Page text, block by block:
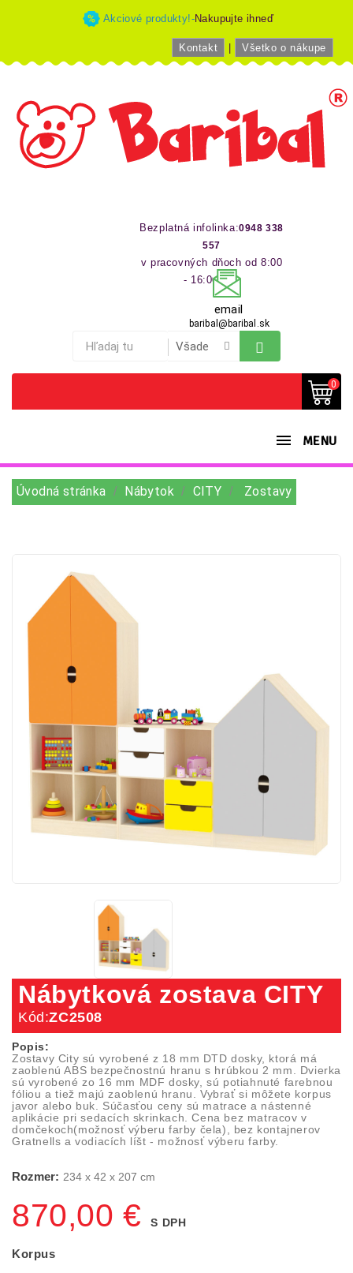
Akciové produkty!-Nakupujte ihneď
Kontakt Všetko o nákupe
Bezplatná infolinka:0948 338
557
v pracovných dňoch od 8:00
- 16:00 hod
email
baribal@baribal.sk
0
MENU
Úvodná stránka Nábytok CITY Zostavy
Nábytková zostava CITY
Kód:ZC2508
Popis:
Zostavy City sú vyrobené z 18 mm DTD dosky, ktorá má
zaoblenú ABS bezpečnostnú hranu s hrúbkou 2 mm. Dvierka
sú vyrobené zo 16 mm MDF dosky, sú potiahnuté farebnou
fóliou a tiež majú zaoblenú hranu. Vybrať si môžete korpus
javor alebo buk. Súčasťou ceny sú matrace a nástenné
aplikácie pri sedacích skrinkach. Cena bez matracov v
domčekoch(možnosť výberu farby čela), bez kontajnerov
Gratnells a vodiacích líšt - možnosť výberu farby.
Rozmer: 234 x 42 x 207 cm
870,00 € S DPH
Korpus